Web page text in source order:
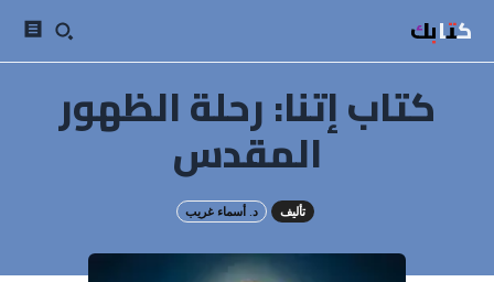
كتابك
كتاب إتنا: رحلة الظهور
المقدس
تأليف د. أسماء غريب